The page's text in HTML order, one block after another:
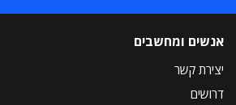
אנשים ומחשבים
יצירת קשר
דרושים